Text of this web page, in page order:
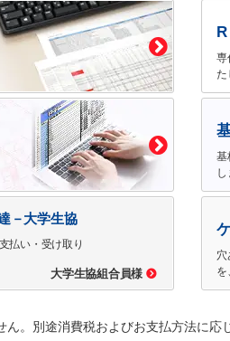
－大学生協
払い・受け取り
大学生協組合員様
専
た
基
穴
を
。別途消費税およびお支払方法に応